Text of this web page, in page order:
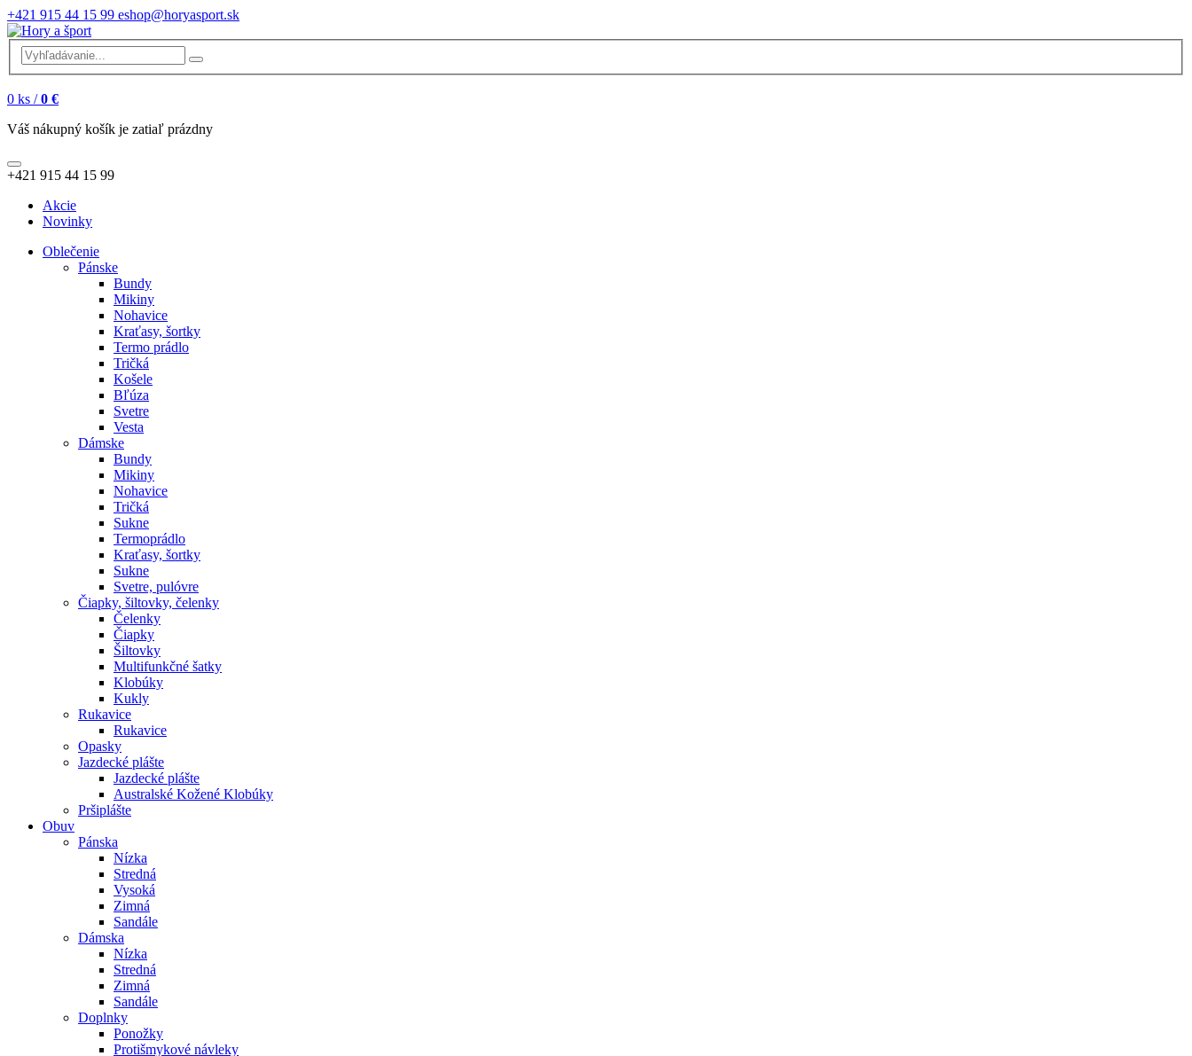
+421 915 44 15 99 eshop@horyasport.sk
0 ks / 0 €
Váš nákupný košík je zatiaľ prázdny
+421 915 44 15 99
Akcie
Novinky
Oblečenie
Pánske
Bundy
Mikiny
Nohavice
Kraťasy, šortky
Termo prádlo
Tričká
Košele
Bľúza
Svetre
Vesta
Dámske
Bundy
Mikiny
Nohavice
Tričká
Sukne
Termoprádlo
Kraťasy, šortky
Sukne
Svetre, pulóvre
Čiapky, šiltovky, čelenky
Čelenky
Čiapky
Šiltovky
Multifunkčné šatky
Klobúky
Kukly
Rukavice
Rukavice
Opasky
Jazdecké plášte
Jazdecké plášte
Australské Kožené Klobúky
Pršiplášte
Obuv
Pánska
Nízka
Stredná
Vysoká
Zimná
Sandále
Dámska
Nízka
Stredná
Zimná
Sandále
Doplnky
Ponožky
Protišmykové návleky